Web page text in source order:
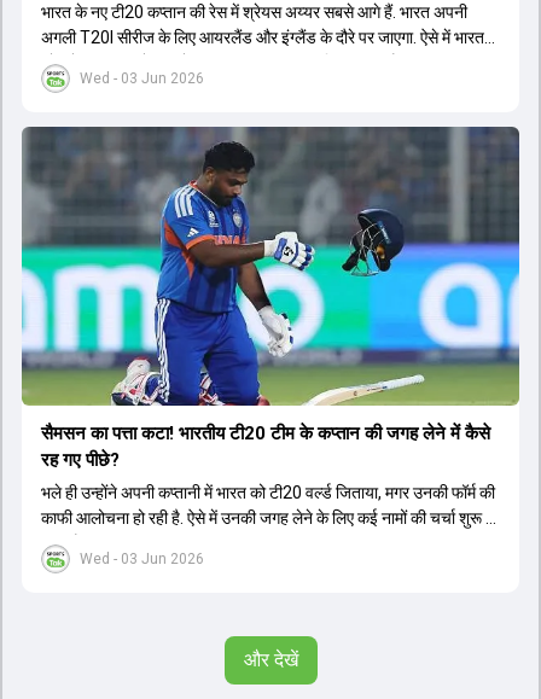
Wed - 03 Jun 2026
भारत के नए टी20 कप्तान की रेस में श्रेयस अय्यर सबसे आगे हैं. भारत अपनी
अगली T20I सीरीज के लिए आयरलैंड और इंग्लैंड के दौरे पर जाएगा. ऐसे में भारत
को श्रेयस अय्यर के रूप में एक नया T20I कप्तान मिल सकता है.
Wed - 03 Jun 2026
सैमसन का पत्ता कटा! भारतीय टी20 टीम के कप्तान की जगह लेने में कैसे
रह गए पीछे?
भले ही उन्होंने अपनी कप्तानी में भारत को टी20 वर्ल्ड जिताया, मगर उनकी फॉर्म की
काफी आलोचना हो रही है. ऐसे में उनकी जगह लेने के लिए कई नामों की चर्चा शुरू हो
चुकी है.
और देखें